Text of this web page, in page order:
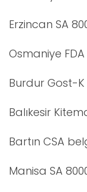
Erzincan SA
Osmaniye FDA
Burdur Gost-K
Balıkesir
Bartın CSA
Manisa SA